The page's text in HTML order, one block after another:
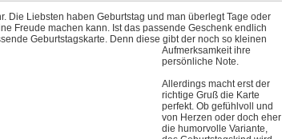
Die Liebsten haben Geburtstag und man überlegt Tage oder
Freude machen kann. Ist das passende Geschenk endlich
Geburtstagskarte. Denn diese gibt der noch so kleinen
Aufmerksamkeit ihre
persönliche Note.
Allerdings macht erst der
richtige Gruß die Karte
perfekt. Ob gefühlvoll und
von Herzen oder doch eher
die humorvolle Variante,